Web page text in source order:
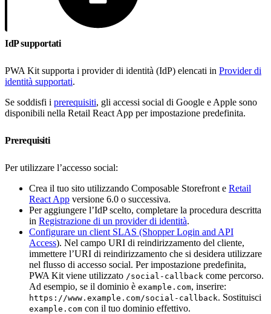
IdP supportati
PWA Kit supporta i provider di identità (IdP) elencati in Provider di
identità supportati.
Se soddisfi i prerequisiti, gli accessi social di Google e Apple sono
disponibili nella Retail React App per impostazione predefinita.
Prerequisiti
Per utilizzare l’accesso social:
Crea il tuo sito utilizzando Composable Storefront e Retail
React App versione 6.0 o successiva.
Per aggiungere l’IdP scelto, completare la procedura descritta
in Registrazione di un provider di identità.
Configurare un client SLAS (Shopper Login and API
Access). Nel campo URI di reindirizzamento del cliente,
immettere l’URI di reindirizzamento che si desidera utilizzare
nel flusso di accesso social. Per impostazione predefinita,
PWA Kit viene utilizzato /social-callback come percorso.
Ad esempio, se il dominio è example.com, inserire:
https://www.example.com/social-callback. Sostituisci
example.com con il tuo dominio effettivo.